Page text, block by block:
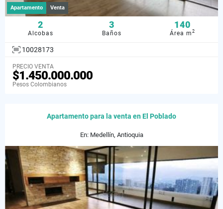
Apartamento Venta
2
Alcobas
3
Baños
140
Área m2
10028173
PRECIO VENTA
$1.450.000.000
Pesos Colombianos
Apartamento para la venta en El Poblado
En: Medellín, Antioquia